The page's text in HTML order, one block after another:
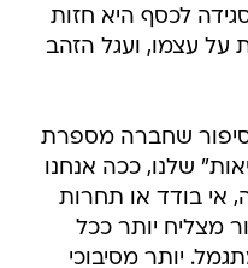
לכסף היא חזות
על עצמו, ועגל הזהב
סיפור שחברה מספרת
שלנו, ככה אנחנו
אי בודד או תחרות
מצליח יותר ככל
יותר מסיבוכי